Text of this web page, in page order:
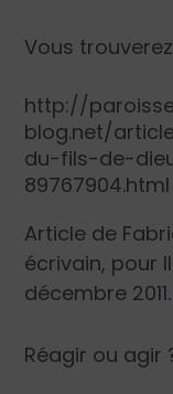
Vous
http://
blog.net/
du-fils-de-
89767904.html
Article de
écrivain, pour
décembre 2011.
Réagir ou agir